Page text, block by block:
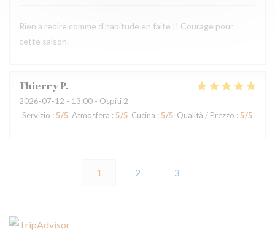
Rien a redire comme d'habitude en faite !! Courage pour
cette saison.
ThierryP
2026-07-12 - 13:00 - Ospiti 2
Servizio : 5/5 Atmosfera : 5/5 Cucina : 5/5 Qualità / Prezzo : 5/5
1 2 3